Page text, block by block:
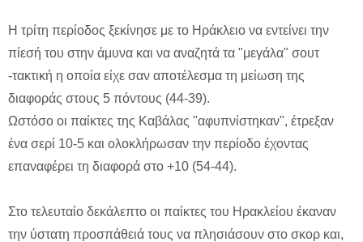
Η τρίτη περίοδος ξεκίνησε με το Ηράκλειο να εντείνει την
πίεσή του στην άμυνα και να αναζητά τα "μεγάλα" σουτ
-τακτική η οποία είχε σαν αποτέλεσμα τη μείωση της
διαφοράς στους 5 πόντους (44-39).
Ωστόσο οι παίκτες της Καβάλας "αφυπνίστηκαν", έτρεξαν
ένα σερί 10-5 και ολοκλήρωσαν την περίοδο έχοντας
επαναφέρει τη διαφορά στο +10 (54-44).
Στο τελευταίο δεκάλεπτο οι παίκτες του Ηρακλείου έκαναν
την ύστατη προσπάθειά τους να πλησιάσουν στο σκορ και,